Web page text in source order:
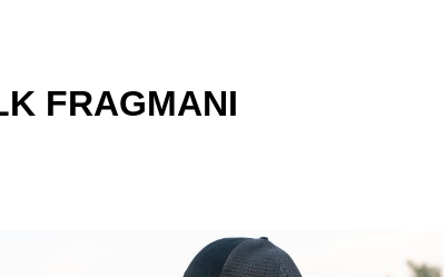
FRAGMANI